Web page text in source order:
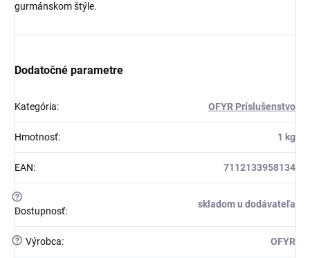
gurmánskom štýle.
Dodatočné parametre
Kategória: OFYR Príslušenstvo
Hmotnosť: 1 kg
EAN: 7112133958134
?
Dostupnosť:
skladom u dodávateľa
? Výrobca: OFYR